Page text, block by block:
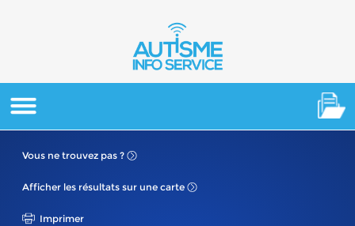
Vous ne trouvez pas ?
Afficher les résultats sur une carte
Imprimer